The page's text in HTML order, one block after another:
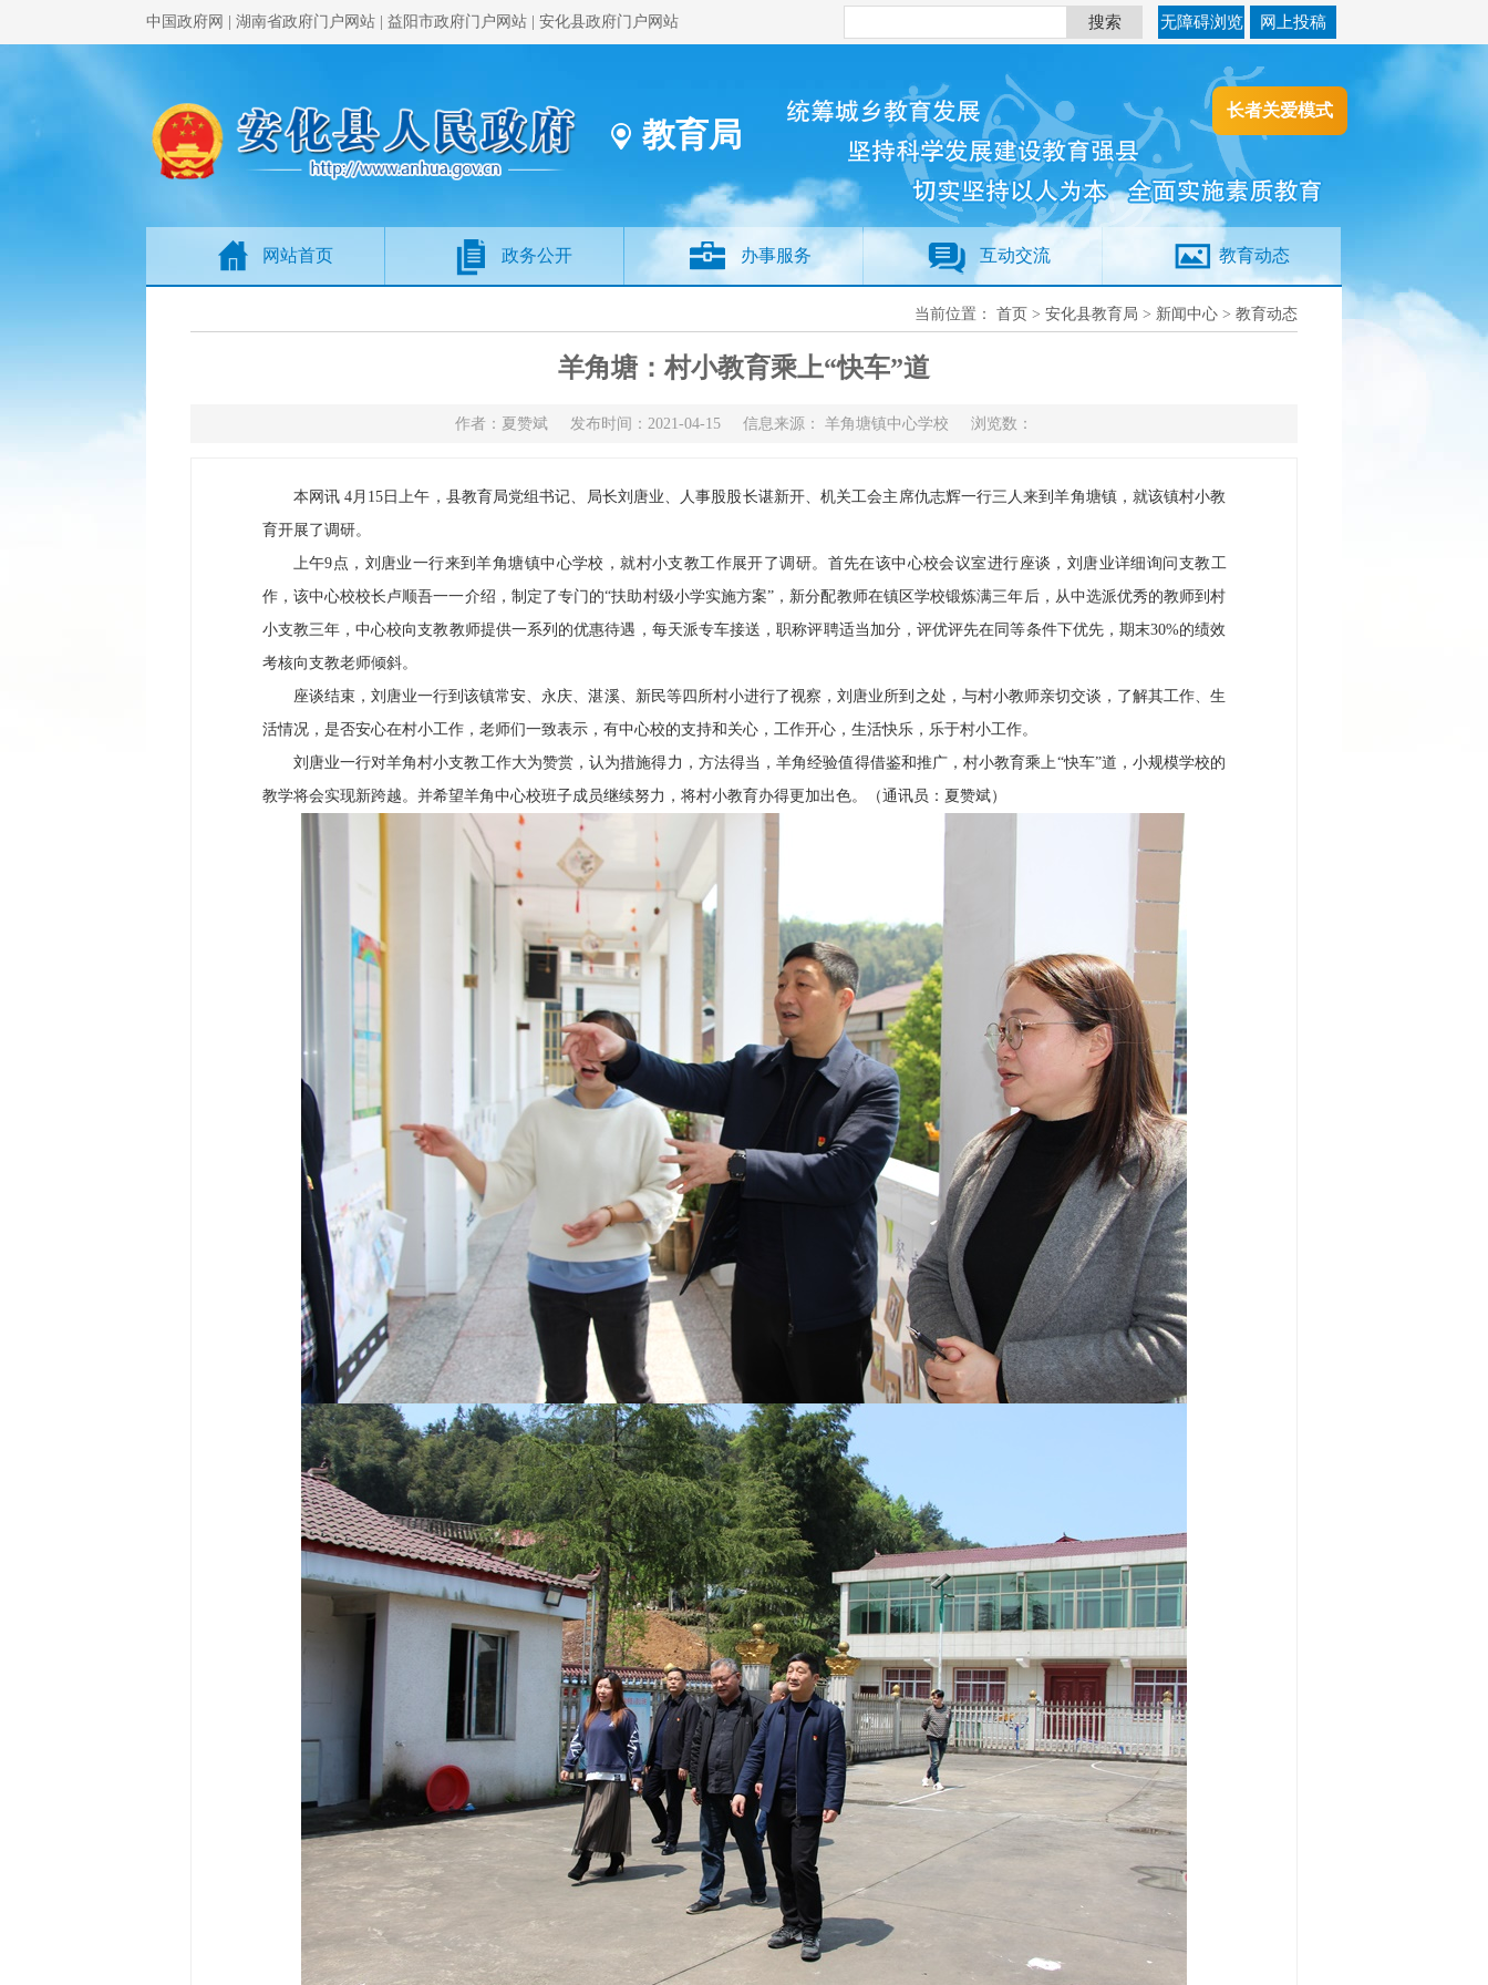
长者关爱模式
中国政府网 湖南省政府门户网站 益阳市政府门户网站 安化县政府门户网站 搜索 无障碍浏览 网上投稿
教育局
网站首页 政务公开 办事服务 互动交流 教育动态
当前位置： 首页 > 安化县教育局 > 新闻中心 > 教育动态
羊角塘：村小教育乘上“快车”道
作者：夏赞斌 发布时间：2021-04-15 信息来源： 羊角塘镇中心学校 浏览数：
本网讯 4月15日上午，县教育局党组书记、局长刘唐业、人事股股长谌新开、机关工会主席仇志辉一行三人来到羊角塘镇，就该镇村小教
育开展了调研。
上午9点，刘唐业一行来到羊角塘镇中心学校，就村小支教工作展开了调研。首先在该中心校会议室进行座谈，刘唐业详细询问支教工
作，该中心校校长卢顺吾一一介绍，制定了专门的“扶助村级小学实施方案”，新分配教师在镇区学校锻炼满三年后，从中选派优秀的教师到村
小支教三年，中心校向支教教师提供一系列的优惠待遇，每天派专车接送，职称评聘适当加分，评优评先在同等条件下优先，期末30%的绩效
考核向支教老师倾斜。
座谈结束，刘唐业一行到该镇常安、永庆、湛溪、新民等四所村小进行了视察，刘唐业所到之处，与村小教师亲切交谈，了解其工作、生
活情况，是否安心在村小工作，老师们一致表示，有中心校的支持和关心，工作开心，生活快乐，乐于村小工作。
刘唐业一行对羊角村小支教工作大为赞赏，认为措施得力，方法得当，羊角经验值得借鉴和推广，村小教育乘上“快车”道，小规模学校的
教学将会实现新跨越。并希望羊角中心校班子成员继续努力，将村小教育办得更加出色。（通讯员：夏赞斌）